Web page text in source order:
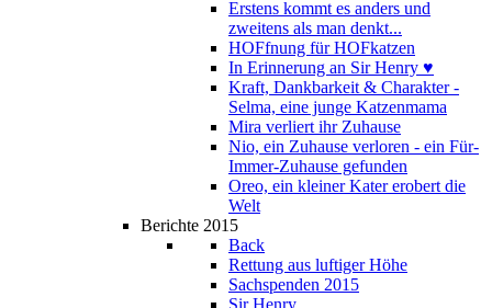
Erstens kommt es anders und
zweitens als man denkt...
HOFfnung für HOFkatzen
In Erinnerung an Sir Henry ♥
Kraft, Dankbarkeit & Charakter -
Selma, eine junge Katzenmama
Mira verliert ihr Zuhause
Nio, ein Zuhause verloren - ein Für-
Immer-Zuhause gefunden
Oreo, ein kleiner Kater erobert die
Welt
Berichte 2015
Back
Rettung aus luftiger Höhe
Sachspenden 2015
Sir Henry